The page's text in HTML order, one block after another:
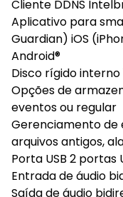
Cliente DDNS
Aplicativo para
Guardian) iOS
Android®
Disco rígido interno
Opções de
eventos ou regular
Gerenciamento de
arquivos antigos,
Porta USB 2 portas
Entrada de áudio
Saída de áudio